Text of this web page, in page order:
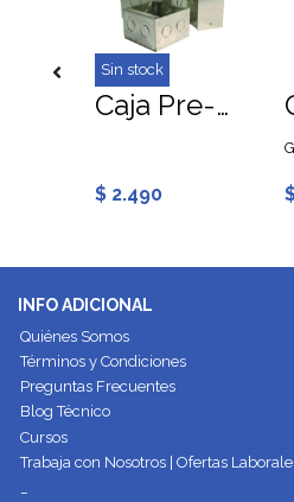
Sin stock
Caja Pre-Galvanizada A01 100x65x65mm
$ 2.490
INFO ADICIONAL
Quiénes Somos
Términos y Condiciones
Preguntas Frecuentes
Blog Técnico
Cursos
Trabaja con Nosotros | Ofertas